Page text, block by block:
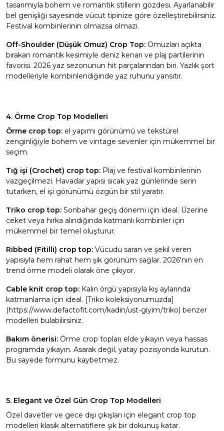
tasarımıyla bohem ve romantik stillerin gözdesi. Ayarlanabilir
bel genişliği sayesinde vücut tipinize göre özelleştirebilirsiniz.
Festival kombinlerinin olmazsa olmazı.
Off-Shoulder (Düşük Omuz) Crop Top: Omuzları açıkta
bırakan romantik kesimiyle deniz kenarı ve plaj partilerinin
favorisi. 2026 yaz sezonunun hit parçalarından biri. Yazlık şort
modelleriyle kombinlendiğinde yaz ruhunu yansıtır.
4. Örme Crop Top Modelleri
Örme crop top: el yapımı görünümü ve tekstürel
zenginliğiyle bohem ve vintage sevenler için mükemmel bir
seçim.
Tığ işi (Crochet) crop top: Plaj ve festival kombinlerinin
vazgeçilmezi. Havadar yapısı sıcak yaz günlerinde serin
tutarken, el işi görünümü özgün bir stil yaratır.
Triko crop top: Sonbahar geçiş dönemi için ideal. Üzerine
ceket veya hırka alındığında katmanlı kombinler için
mükemmel bir temel oluşturur.
Ribbed (Fitilli) crop top: Vücudu saran ve şekil veren
yapısıyla hem rahat hem şık görünüm sağlar. 2026'nın en
trend örme modeli olarak öne çıkıyor.
Cable knit crop top: Kalın örgü yapısıyla kış aylarında
katmanlama için ideal. [Triko koleksiyonumuzda]
(https://www.defactofit.com/kadin/ust-giyim/triko) benzer
modelleri bulabilirsiniz.
Bakım önerisi: Örme crop topları elde yıkayın veya hassas
programda yıkayın. Asarak değil, yatay pozisyonda kurutun.
Bu sayede formunu kaybetmez.
5. Elegant ve Özel Gün Crop Top Modelleri
Özel davetler ve gece dışı çıkışları için elegant crop top
modelleri klasik alternatiflere şık bir dokunuş katar.